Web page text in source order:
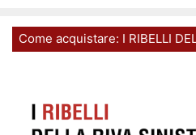
Come acquistare: I RIBELLI